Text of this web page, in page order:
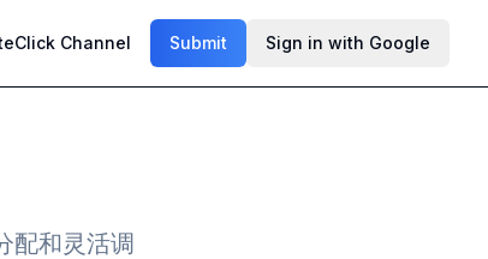
Channel Submit Sign in with Google
配和灵活调